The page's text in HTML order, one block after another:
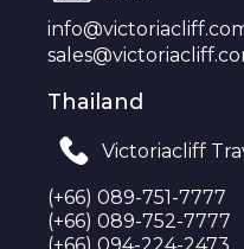
Thailand
Victoriacliff
(+66) 089-751-7777
(+66) 089-752-7777